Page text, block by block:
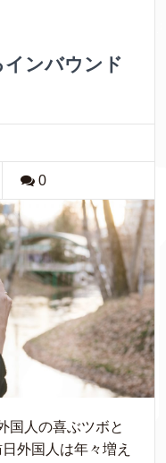
インバウンド
0
国人の喜ぶツボと
外国人は年々増え